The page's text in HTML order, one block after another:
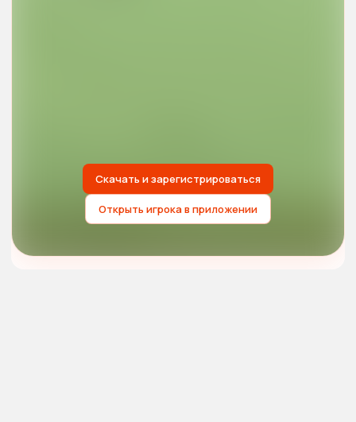
Скачать и зарегистрироваться
Открыть игрока в приложении